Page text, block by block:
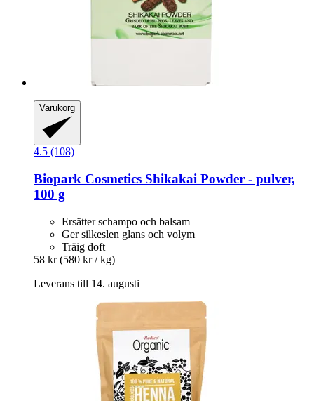
Varukorg
4.5 (108)
Biopark Cosmetics Shikakai Powder -​ pulver,
100 g
Ersätter schampo och balsam
Ger silkeslen glans och volym
Träig doft
58 kr (580 kr / kg)
Leverans till 14. augusti